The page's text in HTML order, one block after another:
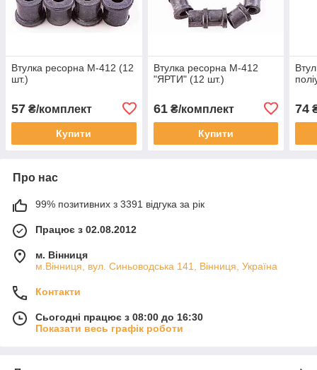
Втулка ресорна М-412 (12
шт.)
57 ₴/комплект
Купити
Втулка ресорна М-412
"ЯРТИ" (12 шт.)
61₴/комплект
Купити
74
Про нас
99% позитивних з 3391 відгука за рік
Працює з 02.08.2012
м. Вінниця
м.Вінниця, вул. Синьоводська 141, Вінниця, Україна
Контакти
Сьогодні працює з 08:00 до 16:30
Показати весь графік роботи